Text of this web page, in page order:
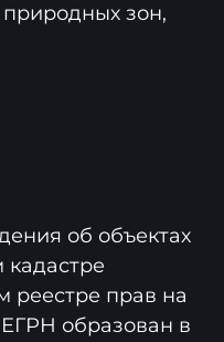
зон,
об объектах
реестре прав на
образован в